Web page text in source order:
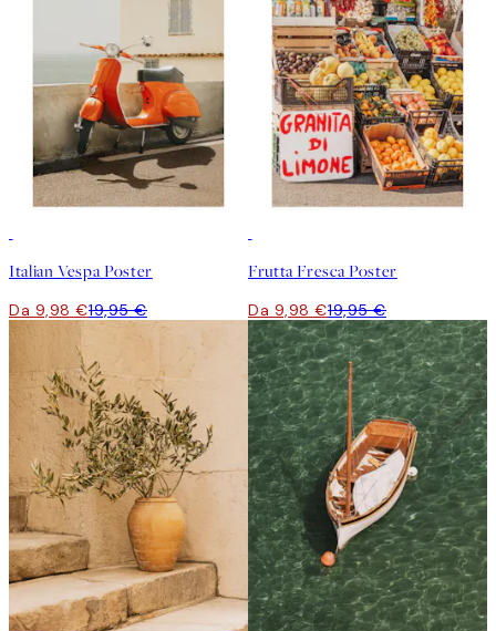
Italian Vespa Poster
Da 9,98 €19,95 €
Frutta Fresca Poster
Da 9,98 €19,95 €